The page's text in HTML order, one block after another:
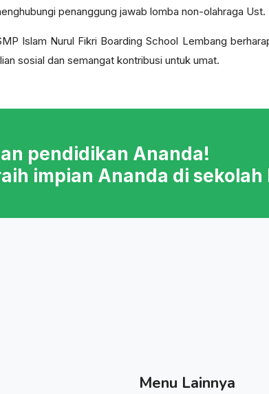
penanggung jawab lomba non-olahraga
Islam Nurul Fikri Boarding School Lembang
sosial dan semangat kontribusi untuk umat.
pendidikan Ananda!
impian Ananda di sekolah
Menu Lainnya